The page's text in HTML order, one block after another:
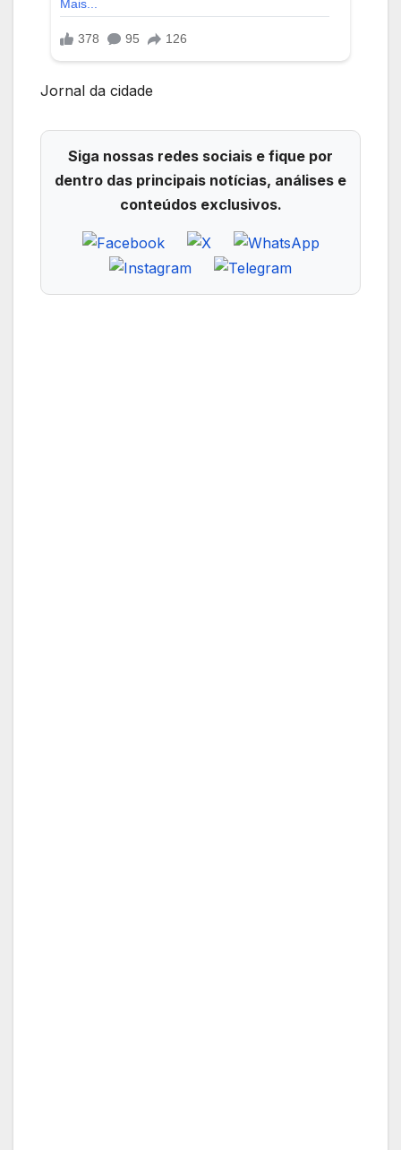
Jornal da cidade
Siga nossas redes sociais e fique por
dentro das principais notícias, análises e
conteúdos exclusivos.